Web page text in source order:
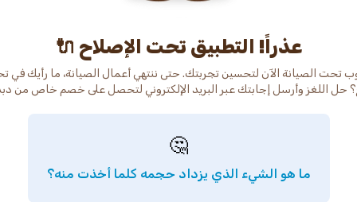
عذراً! التطبيق تحت الإصلاح 🔌
تحت الصيانة الآن لتحسين تجربتك. حتى ننتهي أعمال الصيانة، ما رأيك في
حل اللغز وأرسل إجابتك عبر البريد الإلكتروني لتحصل على خصم خاص من
🤔
ما هو الشيء الذي يزداد حجمه كلما أخذت منه؟